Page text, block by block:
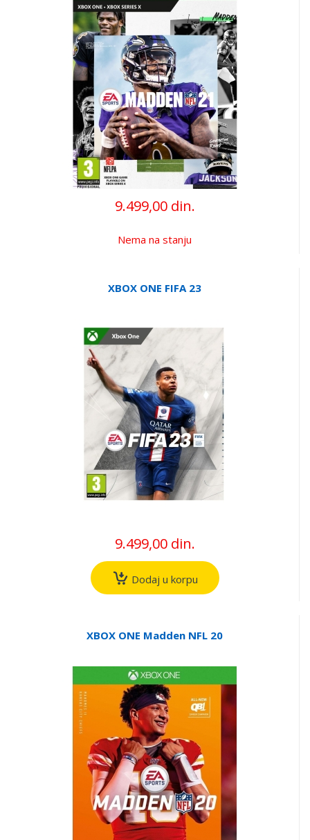
9.499,00 din.
Nema na stanju
XBOX ONE FIFA 23
9.499,00 din.
Dodaj u korpu
XBOX ONE Madden NFL 20